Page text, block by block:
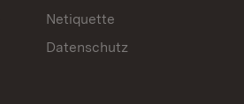
Netiquette
Datenschutz